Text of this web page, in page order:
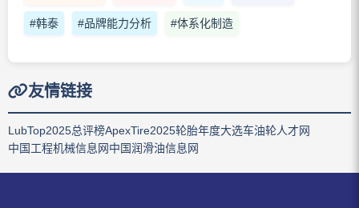
#韩泰 #品牌能力分析 #体系化制造
友情链接
LubTop2025总评榜ApexTire2025轮胎年度大选车油轮人才网
中国工程机械信息网中国润滑油信息网